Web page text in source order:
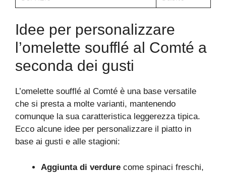
Idee per personalizzare
l’omelette soufflé al Comté a
seconda dei gusti
L’omelette soufflé al Comté è una base versatile
che si presta a molte varianti, mantenendo
comunque la sua caratteristica leggerezza tipica.
Ecco alcune idee per personalizzare il piatto in
base ai gusti e alle stagioni:
Aggiunta di verdure come spinaci freschi,